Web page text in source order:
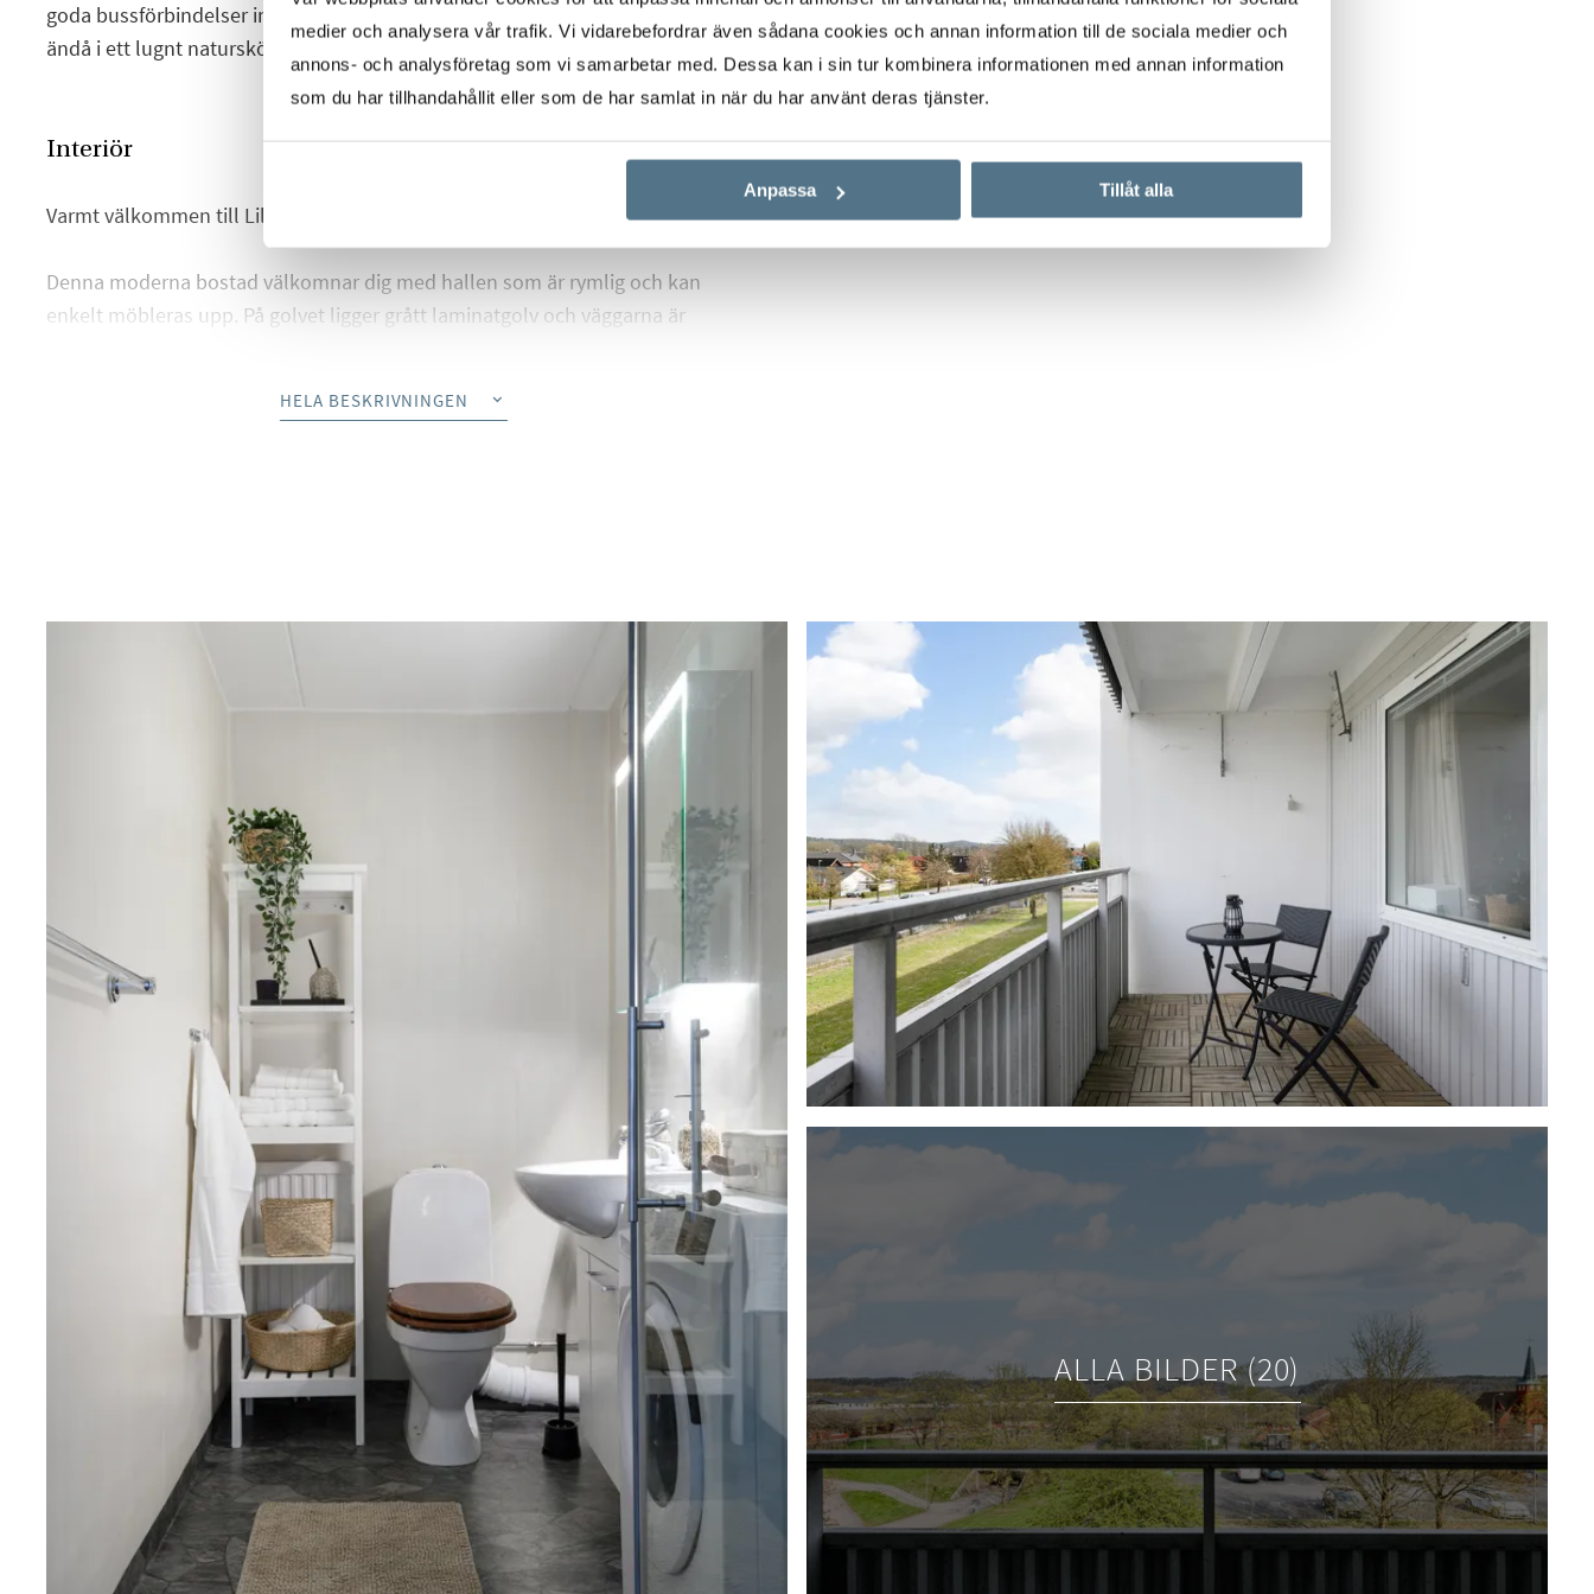
medier och analysera vår trafik. Vi vidarebefordrar även sådana cookies och annan information till de sociala medier och
annons- och analysföretag som vi samarbetar med. Dessa kan i sin tur kombinera informationen med annan information
som du har tillhandahållit eller som de har samlat in när du har använt deras tjänster.
Anpassa Tillåt alla
goda bussförbindelser in till city. Perfekt boende med närheten till city men
ändå i ett lugnt naturskönt område.
Interiör
Varmt välkommen till Lillekärr Södra 124!
Denna moderna bostad välkomnar dig med hallen som är rymlig och kan
enkelt möbleras upp. På golvet ligger grått laminatgolv och väggarna är
stilren och tidlös färgsättning, och badrummet har fräschats upp under 2026
med nymålat tak, ny tvättmaskin samt ny kommod och spegelskåp. Ljusa
väggar skapar en ren och neutral känsla, medan den mörka plastmattan på
golvet ger en fin kontrast. Badrummet är utrustat med toalett, tvättmaskin,
tvättställ med kommod, duschhörna med vikbara duschväggar, spegelskåp
samt handdukshängare.
Lägenhetens största rum utgörs av allrummet. Här finns många
möbleringsmöjligheter för både sov- samt vardagsrumsdel. Rummet är ljust
tack vare det rika ljusinsläppet från de härliga fönsterpartierna. Väggarna är
vitmålade och golvet pryds av snygg laminat.
Härifrån når du även den rymliga balkongen i österläge som erbjuder härlig
morgon och förmiddagssol.
I det stora allrummet går det att sätta upp en vägg som gör att du får en egen
avskild sovplats om så önskas.
Till lägenheten hör även ett praktiskt förråd beläget i källaren.
Varmt välkomna på visning!
HELA BESKRIVNINGEN
ALLA BILDER (20)